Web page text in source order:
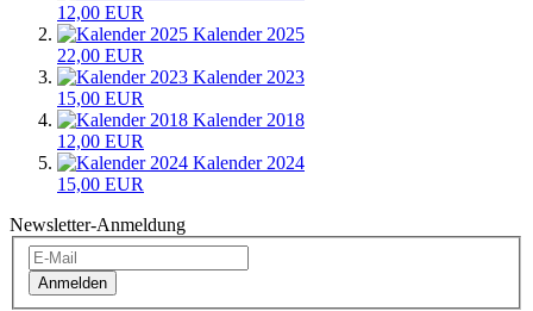
12,00 EUR
Kalender 2025
22,00 EUR
Kalender 2023
15,00 EUR
Kalender 2018
12,00 EUR
Kalender 2024
15,00 EUR
Newsletter-Anmeldung
Anmelden